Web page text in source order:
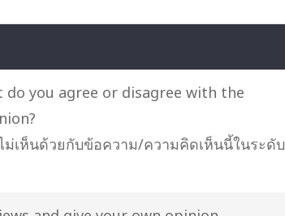
do you agree or disagree with the
เห็นด้วยกับข้อความ/ความคิดเห็นนี้ในระดับ